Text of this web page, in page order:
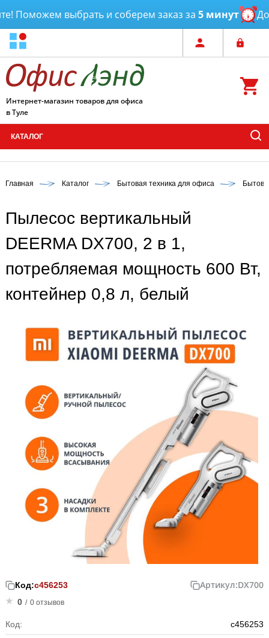
Поможем выбрать и соберем заказ за5 минут
Интернет-магазин товаров для офиса
в Туле
КАТАЛОГ
Главная Каталог Бытовая техника для офиса
Пылесос вертикальный
DEERMA DX700, 2 в 1,
потребляемая мощность 600 Вт,
контейнер 0,8 л, белый
Код:с456253 Артикул:DX700
0 / 0 отзывов
Код: с456253